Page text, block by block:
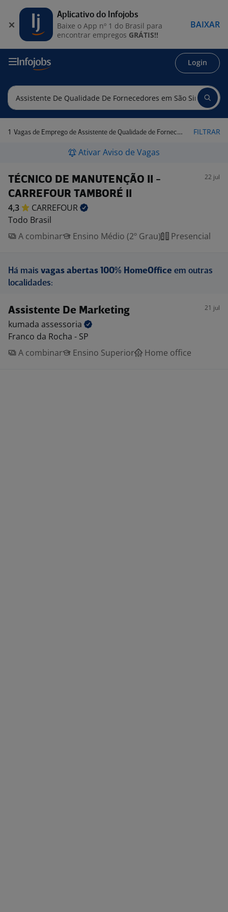
Login
1 Vagas de Emprego de Assistente de Qualidade de Fornecedores em São Simão - GO FILTRAR
Ativar Aviso de Vagas
TÉCNICO DE MANUTENÇÃO II -
CARREFOUR TAMBORÉ II
22 jul
4,3
CARREFOUR
Todo Brasil
A combinar
Ensino Médio (2º Grau) Presencial
Há mais vagas abertas 100% HomeOffice em outras
localidades:
Assistente De Marketing 21 jul
kumada assessoria
Franco da Rocha - SP
A combinar
Ensino Superior Home office
Aplicativo do Infojobs
Baixe o App nº 1 do Brasil para
encontrar empregos GRÁTIS!!
BAIXAR